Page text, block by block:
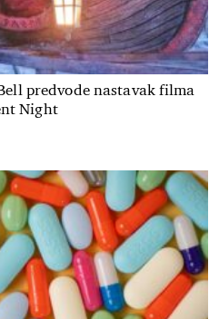
predvode nastavak filma
Night